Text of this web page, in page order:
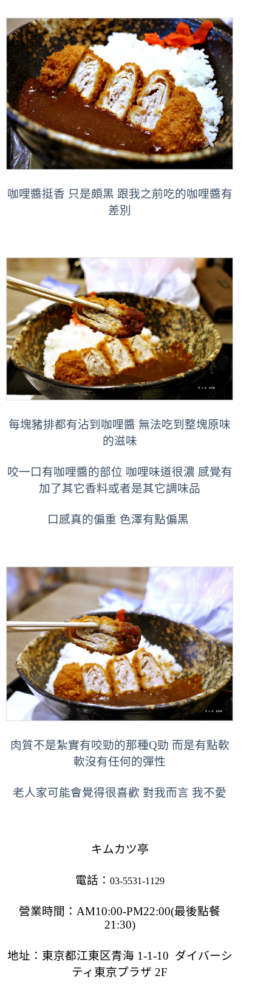
咖哩醬挺香 只是頗黑 跟我之前吃的咖哩醬有
差別
每塊豬排都有沾到咖哩醬 無法吃到整塊原味
的滋味
咬一口有咖哩醬的部位 咖哩味道很濃 感覺有
加了其它香料或者是其它調味品
口感真的偏重 色澤有點偏黑
肉質不是紮實有咬勁的那種Q勁 而是有點軟
軟沒有任何的彈性
老人家可能會覺得很喜歡 對我而言 我不愛
キムカツ亭
電話： 03-5531-1129
營業時間：AM10:00-PM22:00(最後點餐
21:30)
地址： 東京都江東区青海 1-1-10 ダイバーシ
ティ東京プラザ 2F